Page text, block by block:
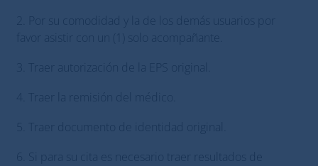
2. Por su comodidad y la de los demás usuarios por
favor asistir con un (1) solo acompañante.
3. Traer autorización de la EPS original.
4. Traer la remisión del médico.
5. Traer documento de identidad original.
6. Si para su cita es necesario traer resultados de